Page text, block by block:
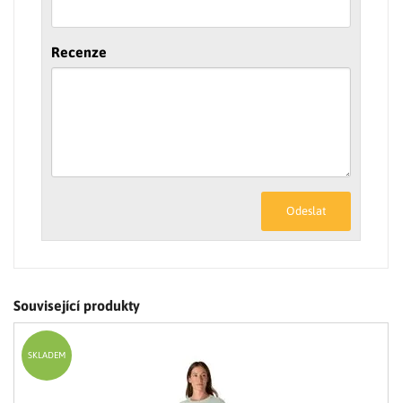
Recenze
Odeslat
Související produkty
SKLADEM